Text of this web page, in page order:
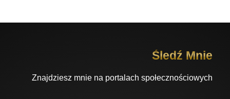
Śledź Mnie
Znajdziesz mnie na portalach społecznościowych